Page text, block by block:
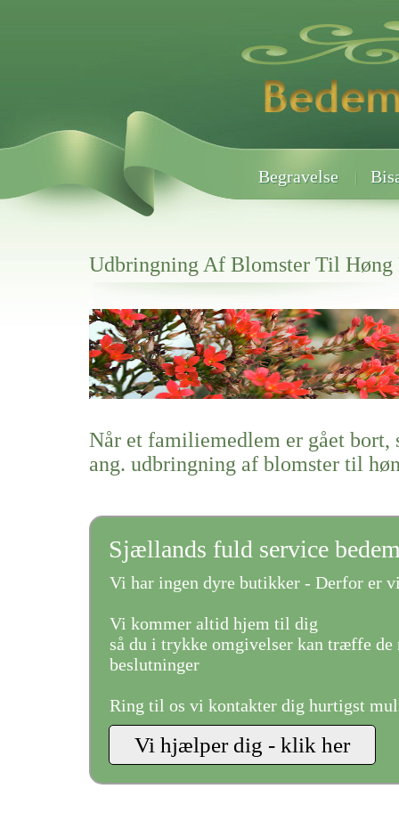
Begravelse
Udbringning Af Blomster Til Høng
Her hos os får du altid en god afslutning når det gælder
Udbringning Af Blomster Til Høng Kirkegårde
vi hjælper i alle faser af begravelsel
Når et familiemedlem er gået bort,
ang. udbringning af blomster til
Sjællands fuld service
Vi har ingen dyre butikker - Derfor er
Vi kommer altid hjem til dig
så du i trykke omgivelser kan træffe de
beslutninger
Ring til os vi kontakter dig hurtigst